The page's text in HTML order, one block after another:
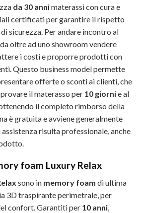
da 30 annimaterassi con cura e
certificati per garantire il rispetto
sicurezza. Per andare incontro al
oltre ad uno showroom vendere
i costi e proporre prodotti con
Questo business model permette
offerte o sconti ai clienti, che
il materasso per 10 giornie al
il completo rimborso della
è gratuita e avviene generalmente
assistenza risulta professionale, anche
foam Luxury Relax
sono in memory foam di ultima
3D traspirante perimetrale, per
confort. Garantiti per 10 anni,